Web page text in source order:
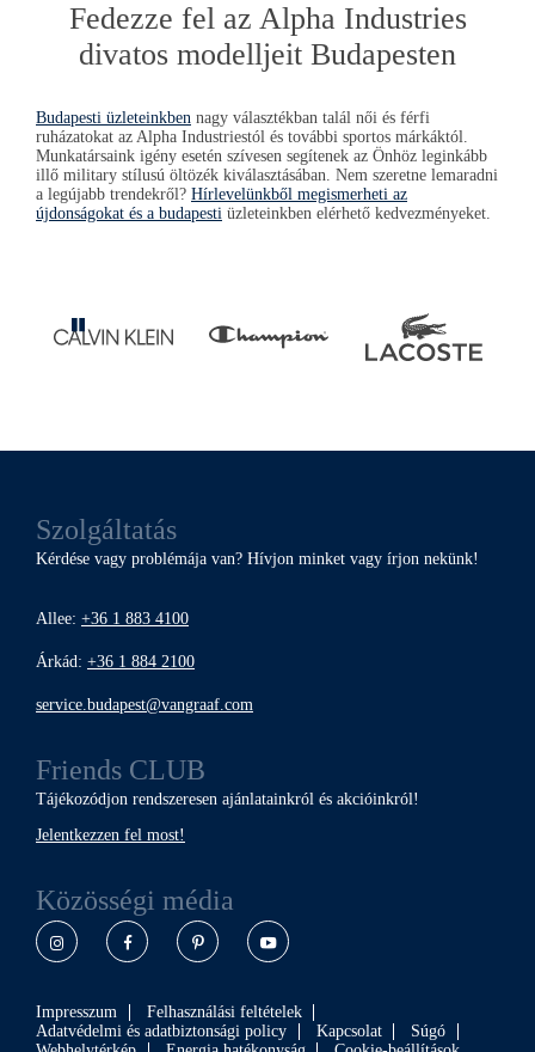
Fedezze fel az Alpha Industries
divatos modelljeit Budapesten
Budapesti üzleteinkben nagy választékban talál női és férfi
ruházatokat az Alpha Industriestól és további sportos márkáktól.
Munkatársaink igény esetén szívesen segítenek az Önhöz leginkább
illő military stílusú öltözék kiválasztásában. Nem szeretne lemaradni
a legújabb trendekről? Hírlevelünkből megismerheti az
újdonságokat és a budapesti üzleteinkben elérhető kedvezményeket.
Szolgáltatás
Kérdése vagy problémája van? Hívjon minket vagy írjon nekünk!
Allee: +36 1 883 4100
Árkád: +36 1 884 2100
service.budapest@vangraaf.com
Friends CLUB
Tájékozódjon rendszeresen ajánlatainkról és akcióinkról!
Jelentkezzen fel most!
Közösségi média
Instagram Facebook Pinterest
Impresszum
Felhasználási feltételek
Adatvédelmi és adatbiztonsági policy
Kapcsolat
Súgó